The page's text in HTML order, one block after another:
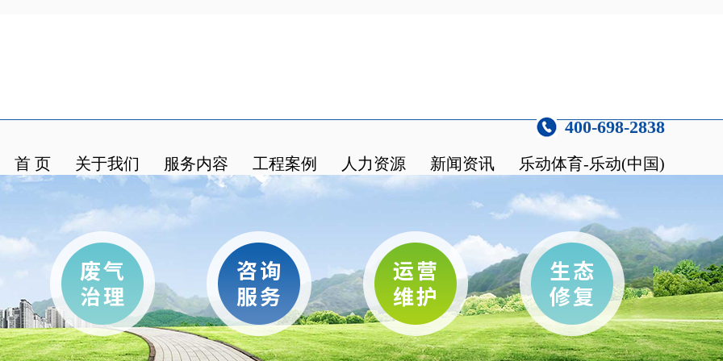
400-698-2838
首 页 关于我们 服务内容 工程案例 人力资源 新闻资讯 乐动体育-乐动(中国)